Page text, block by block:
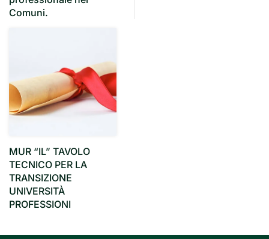
Comuni.
MUR “IL” TAVOLO
TECNICO PER LA
TRANSIZIONE
UNIVERSITÀ
PROFESSIONI